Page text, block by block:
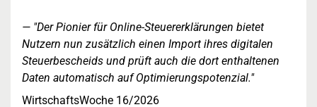
"Der Pionier für Online-Steuererklärungen bietet
Nutzern nun zusätzlich einen Import ihres digitalen
Steuerbescheids und prüft auch die dort enthaltenen
Daten automatisch auf Optimierungspotenzial."
WirtschaftsWoche 16/2026